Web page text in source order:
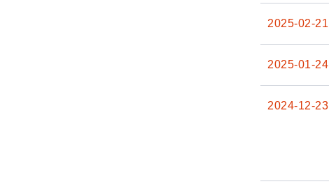
2025-02-21
2025-01-24
2024-12-23